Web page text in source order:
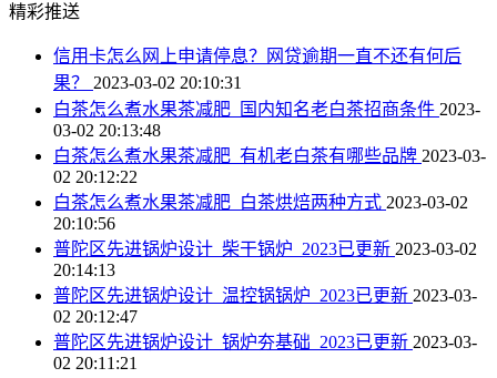
精彩推送
信用卡怎么网上申请停息？网贷逾期一直不还有何后
果？ 2023-03-02 20:10:31
白茶怎么煮水果茶减肥_国内知名老白茶招商条件 2023-
03-02 20:13:48
白茶怎么煮水果茶减肥_有机老白茶有哪些品牌 2023-03-
02 20:12:22
白茶怎么煮水果茶减肥_白茶烘焙两种方式 2023-03-02
20:10:56
普陀区先进锅炉设计_柴干锅炉_2023已更新 2023-03-02
20:14:13
普陀区先进锅炉设计_温控锅锅炉_2023已更新 2023-03-
02 20:12:47
普陀区先进锅炉设计_锅炉夯基础_2023已更新 2023-03-
02 20:11:21